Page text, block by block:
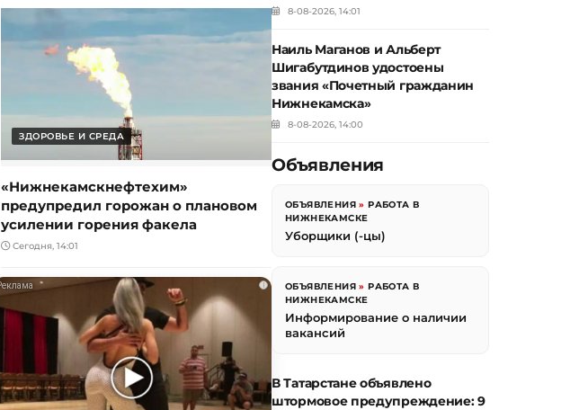
ЗДОРОВЬЕ И СРЕДА
«Нижнекамскнефтехим»
предупредил горожан о плановом
усилении горения факела
Сегодня, 14:01
i
8-08-2026, 14:01
Наиль Маганов и Альберт
Шигабутдинов удостоены
звания «Почетный гражданин
Нижнекамска»
8-08-2026, 14:00
Объявления
ОБЪЯВЛЕНИЯ »РАБОТА В
НИЖНЕКАМСКЕ
Уборщики (-цы)
ОБЪЯВЛЕНИЯ »РАБОТА В
НИЖНЕКАМСКЕ
Информирование о наличии
вакансий
В Татарстане объявлено
штормовое предупреждение: 9